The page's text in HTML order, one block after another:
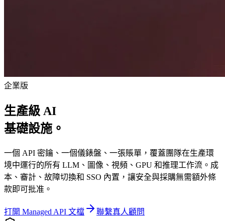
企業版
生產級 AI
基礎設施。
一個 API 密鑰、一個儀錶盤、一張賬單，覆蓋團隊在生產環
境中運行的所有 LLM、圖像、視頻、GPU 和推理工作流。成
本、審計、故障切換和 SSO 內置，讓安全與採購無需額外條
款即可批准。
打開 Managed API 文檔
聯繫真人顧問